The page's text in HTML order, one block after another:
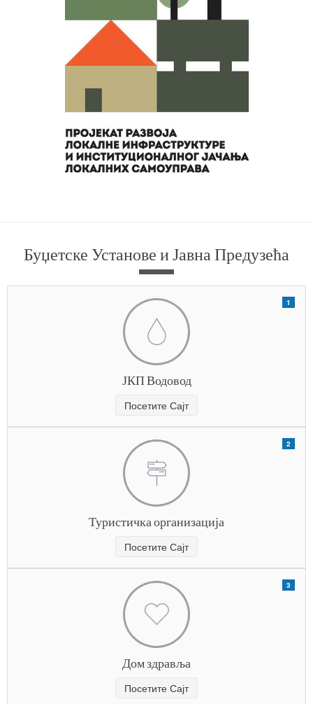
Буџетске Установе и Јавна Предузећа
1
ЈКП Водовод
Посетите Сајт
2
Туристичка организација
Посетите Сајт
3
Дом здравља
Посетите Сајт